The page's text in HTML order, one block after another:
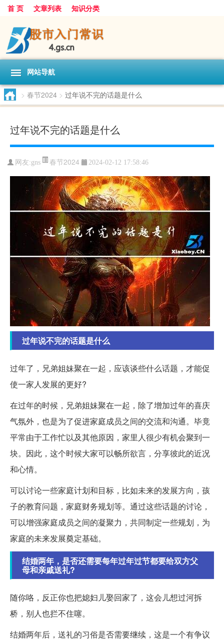
首 页 文章列表 知识分类
网站导航
> 春节2024 > 过年说不完的话题是什么
过年说不完的话题是什么
网友:gns 春节2024 2024-02-12 17:58:46
过年说不完的话题是什么
过年了，兄弟姐妹聚在一起，应该谈些什么话题，才能促
使一家人发展的更好?
在过年的时候，兄弟姐妹聚在一起，除了增加过年的喜庆
气氛外，也是为了促进家庭成员之间的交流和沟通。毕竟
平常由于工作忙以及其他原因，家里人很少有机会聚到一
块。因此，这个时候大家可以畅所欲言，分享彼此的近况
和心情。
可以讨论一些家庭计划和目标，比如未来的发展方向，孩
子的教育问题，家庭财务规划等。通过这些话题的讨论，
可以增强家庭成员之间的凝聚力，共同制定一些规划，为
家庭的未来发展奠定基础。
结婚两年，是否还需要每年过年过节都要给双方父
母和亲戚送礼?
随你咯，反正你也把媳妇儿娶回家了，这会儿想过河拆
桥，别人也拦不住噻。
结婚两年后，送礼的习俗是否需要继续，这是一个有争议